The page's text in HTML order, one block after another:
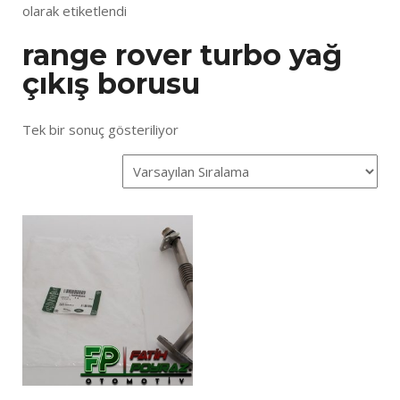
olarak etiketlendi
range rover turbo yağ
çıkış borusu
Tek bir sonuç gösteriliyor